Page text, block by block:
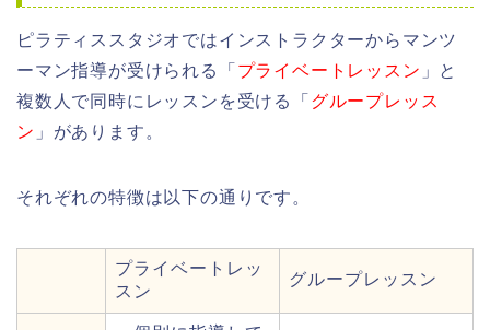
ピラティススタジオではインストラクターからマンツ
ーマン指導が受けられる「 プライベートレッスン 」と
複数人で同時にレッスンを受ける「 グループレッス
ン 」があります。
それぞれの特徴は以下の通りです。
プライベートレッ
スン
グループレッスン